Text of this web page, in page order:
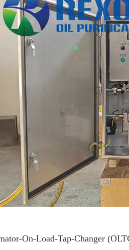
On-Load-Tap-Changer